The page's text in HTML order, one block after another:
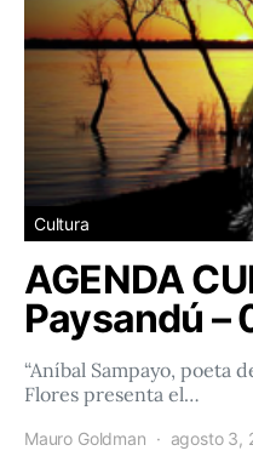
Cultura
AGENDA
Paysandú
“Aníbal Sampayo, poeta
Flores presenta el…
Mauro Goldman agosto 3,